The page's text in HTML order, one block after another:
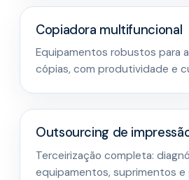
Copiadora multifuncional
Equipamentos robustos para
cópias, com produtividade e
Outsourcing de
Terceirização completa:
equipamentos, suprimentos e